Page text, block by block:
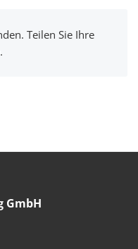
Teilen Sie Ihre
GmbH